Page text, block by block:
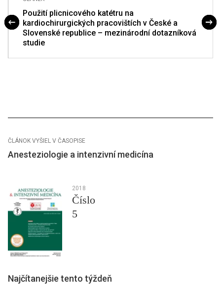
Použití plicnicového katétru na
kardiochirurgických pracovištích v České a
Slovenské republice – mezinárodní dotazníková
studie
ČLÁNOK VYŠIEL V ČASOPISE
Anesteziologie a intenzivní medicína
2018
Číslo
5
Najčítanejšie tento týždeň